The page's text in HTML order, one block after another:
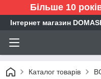
Більше 10
Інтернет магазин
Каталог товарів